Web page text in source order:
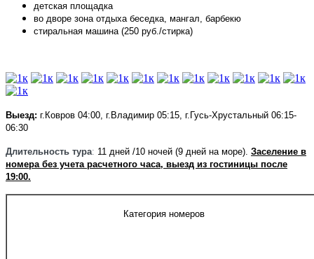
детская площадка
во дворе зона отдыха беседка, мангал, барбекю
стиральная машина (250 руб./стирка)
Выезд: г.Ковров 04:00, г.Владимир 05:15, г.Гусь-Хрустальный 06:15-
06:30
Длительность тура: 11 дней /10 ночей (9 дней на море). Заселение в
номера без учета расчетного часа, выезд из гостиницы после
19:00.
Категория номеров